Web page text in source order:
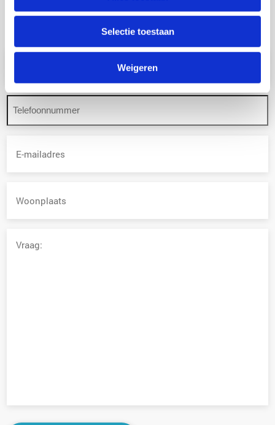
Selectie toestaan
Weigeren
Ben je geïnteresseerd in deze functie? Solliciteer dandirectof neem
voor meer informatie contact op metRadboud Visser.
Naam
mailadres